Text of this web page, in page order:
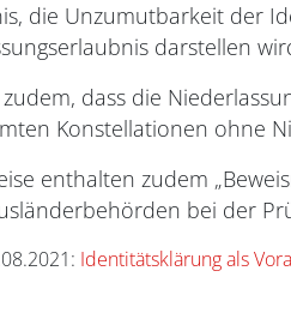
die Unzumutbarkeit der
darstellen
zudem, dass die
Konstellationen ohne
enthalten zudem
bei der
Identitätsklärung als